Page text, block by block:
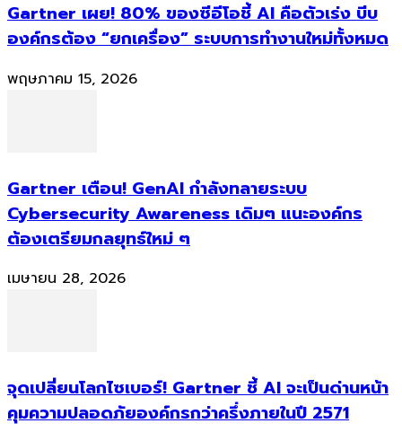
Gartner เผย! 80% ของซีอีโอชี้ AI คือตัวเร่ง บีบ
องค์กรต้อง “ยกเครื่อง” ระบบการทำงานใหม่ทั้งหมด
พฤษภาคม 15, 2026
Gartner เตือน! GenAI กำลังทลายระบบ
Cybersecurity Awareness เดิมๆ แนะองค์กร
ต้องเตรียมกลยุทธ์ใหม่ ๆ
เมษายน 28, 2026
จุดเปลี่ยนโลกไซเบอร์! Gartner ชี้ AI จะเป็นด่านหน้า
คุมความปลอดภัยองค์กรกว่าครึ่งภายในปี 2571